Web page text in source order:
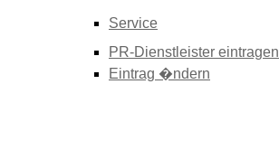
Service
PR-Dienstleister eintragen
Eintrag �ndern